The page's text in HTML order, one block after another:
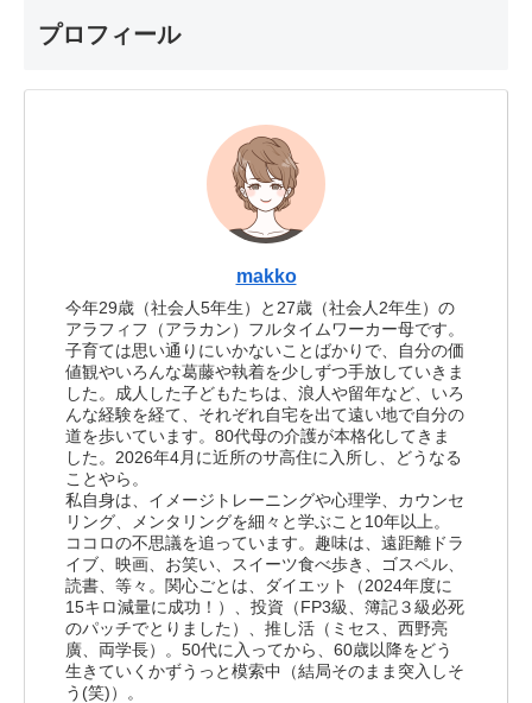
プロフィール
makko
今年29歳（社会人5年生）と27歳（社会人2年生）の
アラフィフ（アラカン）フルタイムワーカー母です。
子育ては思い通りにいかないことばかりで、自分の価
値観やいろんな葛藤や執着を少しずつ手放していきま
した。成人した子どもたちは、浪人や留年など、いろ
んな経験を経て、それぞれ自宅を出て遠い地で自分の
道を歩いています。80代母の介護が本格化してきま
した。2026年4月に近所のサ高住に入所し、どうなる
ことやら。
私自身は、イメージトレーニングや心理学、カウンセ
リング、メンタリングを細々と学ぶこと10年以上。
ココロの不思議を追っています。趣味は、遠距離ドラ
イブ、映画、お笑い、スイーツ食べ歩き、ゴスペル、
読書、等々。関心ごとは、ダイエット（2024年度に
15キロ減量に成功！）、投資（FP3級、簿記３級必死
のパッチでとりました）、推し活（ミセス、西野亮
廣、両学長）。50代に入ってから、60歳以降をどう
生きていくかずうっと模索中（結局そのまま突入しそ
う(笑)）。